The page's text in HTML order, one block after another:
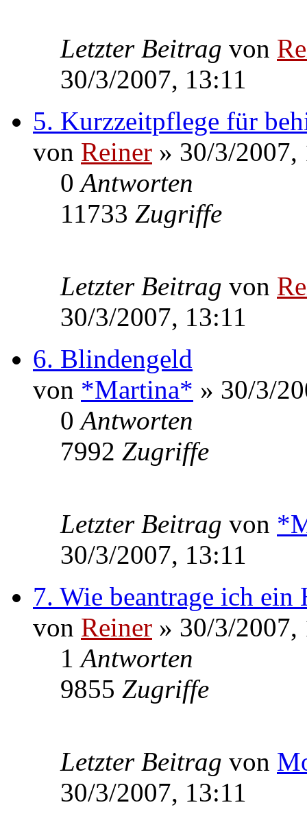
Letzter Beitrag von
30/3/2007, 13:11
5. Kurzzeitpflege für
von Reiner » 30/3/2007,
0Antworten
11733 Zugriffe
Letzter Beitrag von
30/3/2007, 13:11
6. Blindengeld
von *Martina* » 30/3/
0Antworten
7992 Zugriffe
Letzter Beitrag von
30/3/2007, 13:11
7. Wie beantrage ich
von Reiner » 30/3/2007,
1Antworten
9855 Zugriffe
Letzter Beitrag von
30/3/2007, 13:11